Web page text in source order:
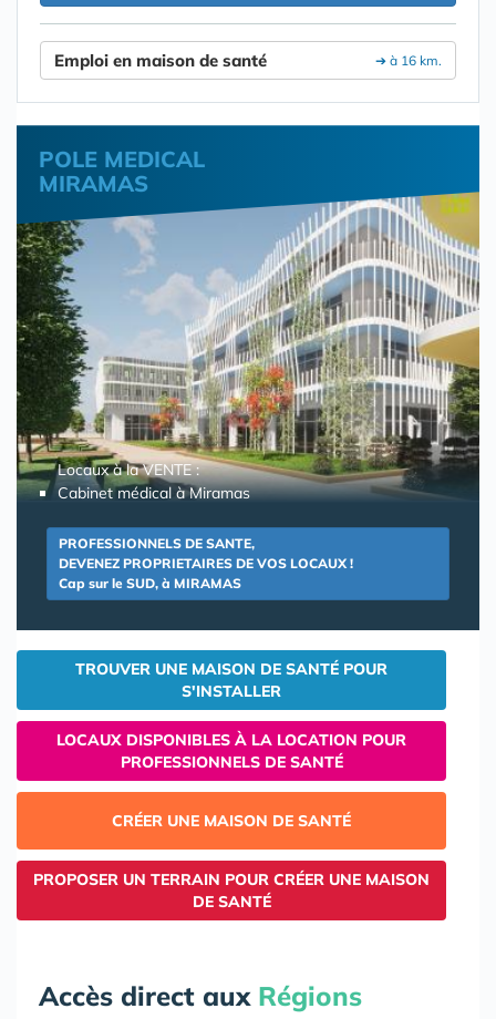
➔ à 16 km.
Emploi en maison de santé
POLE MEDICAL
MIRAMAS
Locaux à la VENTE :
Cabinet médical à Miramas
PROFESSIONNELS DE SANTE,
DEVENEZ PROPRIETAIRES DE VOS LOCAUX !
Cap sur le SUD, à MIRAMAS
TROUVER UNE MAISON DE SANTÉ POUR
S'INSTALLER
LOCAUX DISPONIBLES À LA LOCATION POUR
PROFESSIONNELS DE SANTÉ
CRÉER UNE MAISON DE SANTÉ
PROPOSER UN TERRAIN POUR CRÉER UNE MAISON
DE SANTÉ
Accès direct aux Régions